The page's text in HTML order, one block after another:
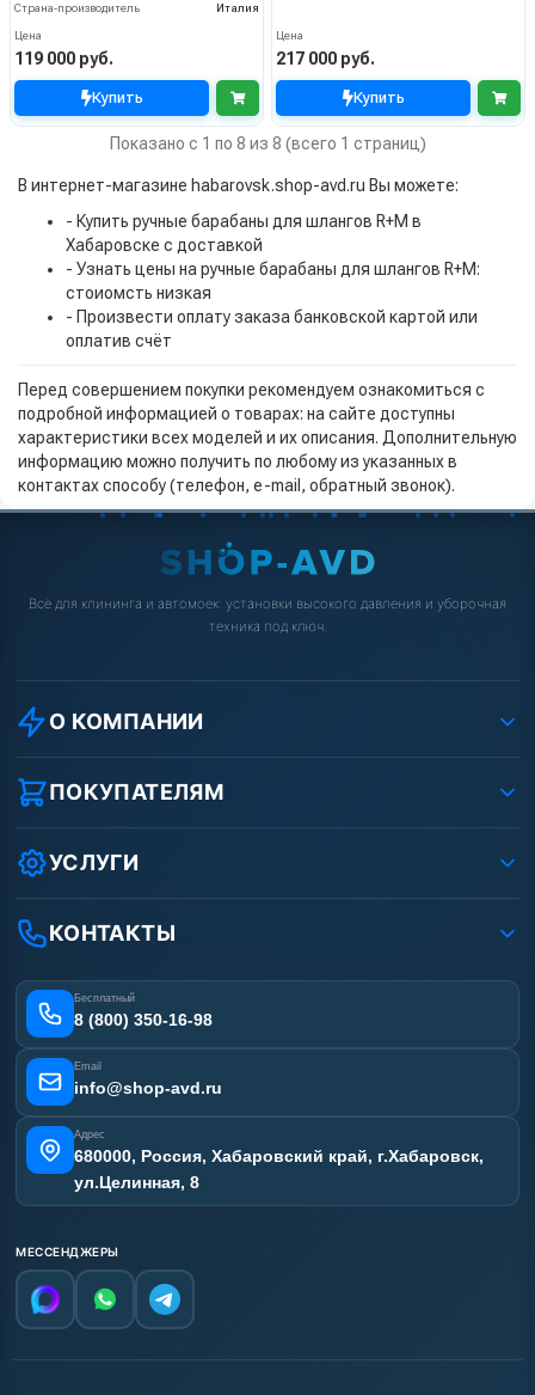
Страна-производитель
Италия
Цена
119 000 руб.
Купить
Цена
217 000 руб.
Купить
Показано с 1 по 8 из 8 (всего 1 страниц)
В интернет-магазине habarovsk.shop-avd.ru Вы можете:
- Купить ручные барабаны для шлангов R+M в
Хабаровске с доставкой
- Узнать цены на ручные барабаны для шлангов R+M:
стоиомсть низкая
- Произвести оплату заказа банковской картой или
оплатив счёт
Перед совершением покупки рекомендуем ознакомиться с
подробной информацией о товарах: на сайте доступны
характеристики всех моделей и их описания. Дополнительную
информацию можно получить по любому из указанных в
контактах способу (телефон, e-mail, обратный звонок).
Всё для клининга и автомоек: установки высокого давления и уборочная
техника под ключ.
О КОМПАНИИ
О компании
Реквизиты ООО «Шоп АВД»
Защита данных клиента
Условия соглашения
Вакансии
Статьи
ПОКУПАТЕЛЯМ
Как заказать?
Оплата
Доставка
Лизинг
Получить скидку
УСЛУГИ
Ремонт АВД
Сертификаты
Наши работы
Отзывы наших клиентов
Карта сайта
КОНТАКТЫ
Бесплатный
8 (800) 350-16-98
Email
info@shop-avd.ru
Адрес
680000, Россия, Хабаровский край, г.Хабаровск,
ул.Целинная, 8
МЕССЕНДЖЕРЫ